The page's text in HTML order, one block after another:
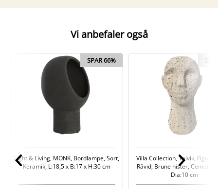
Vi anbefaler også
SPAR 66%
Light & Living, MONK, Bordlampe, Sort,
Keramik, L:18,5 x B:17 x H:30 cm
Villa Collection, Talvik, Figur,
Råvid, Brune nister, Cement,
Dia:10 cm